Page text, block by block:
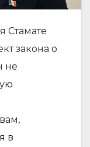
Стамате
закона о
не
в